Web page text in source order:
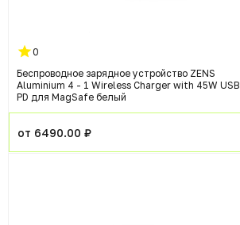
0
Беспроводное зарядное устройство ZENS
Aluminium 4 - 1 Wireless Charger with 45W USB
PD для MagSafe белый
от 6490.00 ₽